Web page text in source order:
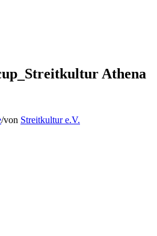
Athena
/von Streitkultur e.V.